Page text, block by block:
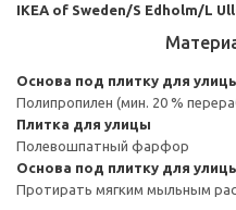
IKEA of Sweden/S Edholm/L
Основа под плитку для
Полипропилен (мин. 20 %
Плитка для улицы
Полевошпатный фарфор
Основа под плитку для
Протирать мягким мыльным